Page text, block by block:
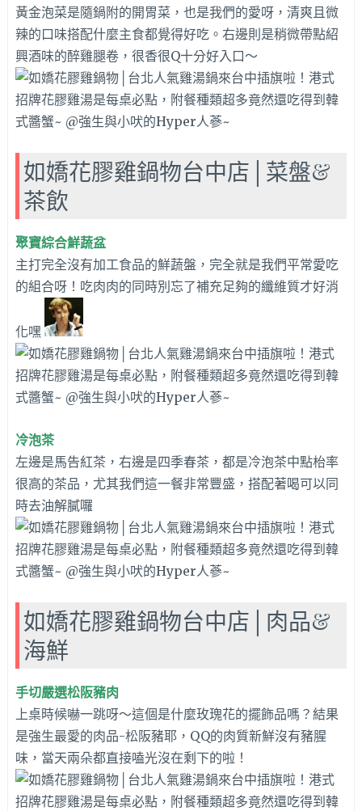
黃金泡菜是隨鍋附的開胃菜，也是我們的愛呀，清爽且微
辣的口味搭配什麼主食都覺得好吃。右邊則是稍微帶點紹
興酒味的醉雞腿卷，很香很Q十分好入口～
如嬌花膠雞鍋物台中店│菜盤&
茶飲
聚寶綜合鮮蔬盆
主打完全沒有加工食品的鮮蔬盤，完全就是我們平常愛吃
的組合呀！吃肉肉的同時別忘了補充足夠的纖維質才好消
化嘿
冷泡茶
左邊是馬告紅茶，右邊是四季春茶，都是冷泡茶中點枱率
很高的茶品，尤其我們這一餐非常豐盛，搭配著喝可以同
時去油解膩囉
如嬌花膠雞鍋物台中店│肉品&
海鮮
手切嚴選松阪豬肉
上桌時候嚇一跳呀～這個是什麼玫瑰花的擺飾品嗎？結果
是強生最愛的肉品-松阪豬耶，QQ的肉質新鮮沒有豬腥
味，當天兩朵都直接嗑光沒在剩下的啦！